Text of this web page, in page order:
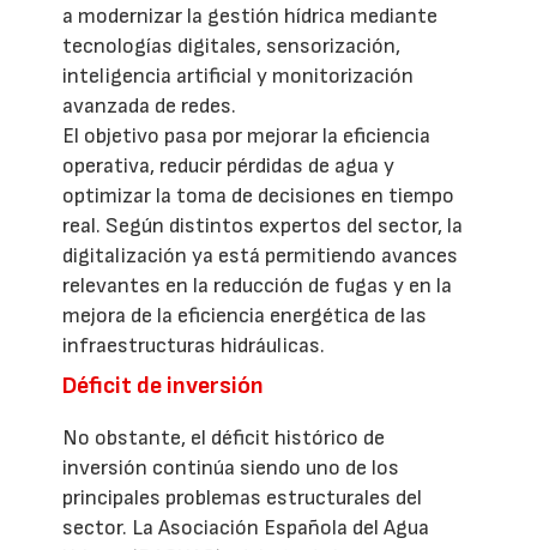
a modernizar la gestión hídrica mediante
tecnologías digitales, sensorización,
inteligencia artificial y monitorización
avanzada de redes.
El objetivo pasa por mejorar la eficiencia
operativa, reducir pérdidas de agua y
optimizar la toma de decisiones en tiempo
real. Según distintos expertos del sector, la
digitalización ya está permitiendo avances
relevantes en la reducción de fugas y en la
mejora de la eficiencia energética de las
infraestructuras hidráulicas.
Déficit de inversión
No obstante, el déficit histórico de
inversión continúa siendo uno de los
principales problemas estructurales del
sector. La Asociación Española del Agua